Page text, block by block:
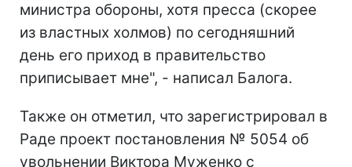
министра обороны, хотя пресса (скорее
из властных холмов) по сегодняшний
день его приход в правительство
приписывает мне", - написал Балога.
Также он отметил, что зарегистрировал в
Раде проект постановления № 5054 об
увольнении Виктора Муженко с